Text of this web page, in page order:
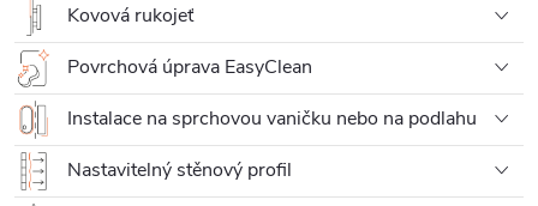
Kovová rukojeť
Povrchová úprava EasyClean
Instalace na sprchovou vaničku nebo na podlahu
Nastavitelný stěnový profil